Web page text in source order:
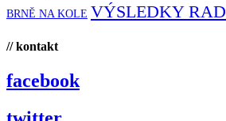
BRNĚ NA KOLE VÝSLEDKY
// kontakt
facebook